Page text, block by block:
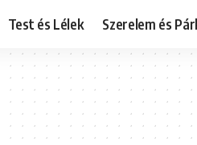
Test és Lélek Szerelem és